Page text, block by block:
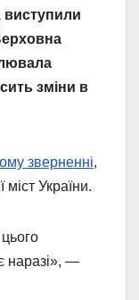
виступили
зміни в
зверненні,
міст України.
наразі», —